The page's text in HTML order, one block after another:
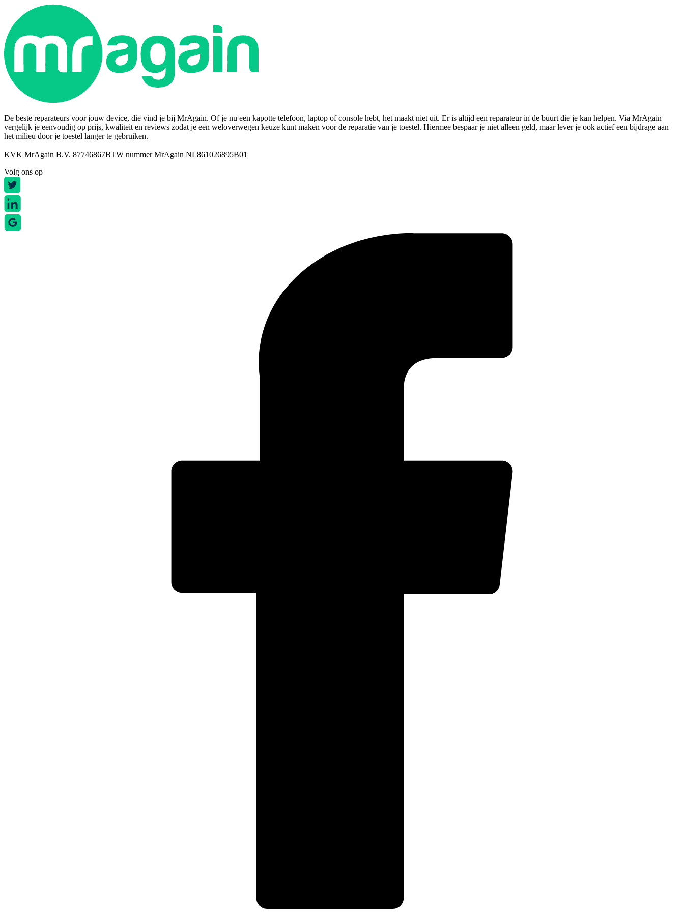
De beste reparateurs voor jouw device, die vind je bij MrAgain. Of je nu een kapotte telefoon, laptop of console hebt, het maakt niet uit. Er is altijd een reparateur in de buurt die je kan helpen. Via MrAgain
vergelijk je eenvoudig op prijs, kwaliteit en reviews zodat je een weloverwegen keuze kunt maken voor de reparatie van je toestel. Hiermee bespaar je niet alleen geld, maar lever je ook actief een bijdrage aan
het milieu door je toestel langer te gebruiken.
KVK MrAgain B.V. 87746867BTW nummer MrAgain NL861026895B01
Volg ons op